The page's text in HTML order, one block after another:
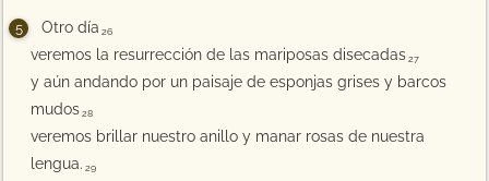
Otro día 26
veremos la resurrección de las mariposas disecadas 27
y aún andando por un paisaje de esponjas grises y barcos
mudos 28
veremos brillar nuestro anillo y manar rosas de nuestra
lengua. 29